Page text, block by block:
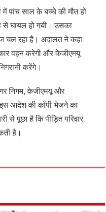
पांच साल के बच्चे की मौत हो
से घायल हो गयी। उसका
चल रहा है। अदालत ने कहा
वहन करेगी और केजीएमयू
करेंगे।
निगम, केजीएमयू और
इस आदेश की कॉपी भेजने का
पूछा है कि पीड़ित परिवार
है।